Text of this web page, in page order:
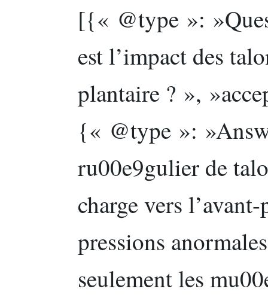
[{« @type »:
est l’impact des
plantaire ? »,
{« @type »:
ru00e9gulier de
charge vers
pressions
seulement les